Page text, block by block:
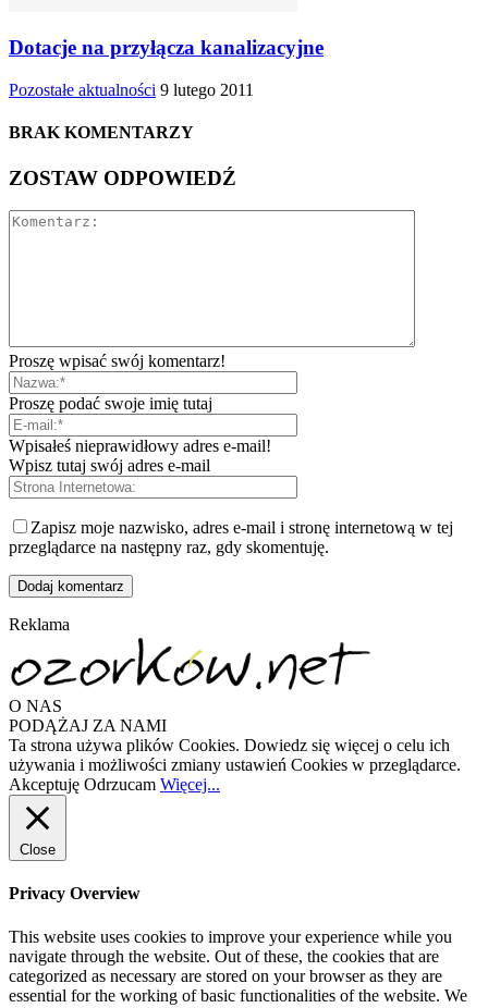
Dotacje na przyłącza kanalizacyjne
Pozostałe aktualności 9 lutego 2011
BRAK KOMENTARZY
ZOSTAW ODPOWIEDŹ
Proszę wpisać swój komentarz!
Proszę podać swoje imię tutaj
Wpisałeś nieprawidłowy adres e-mail!
Wpisz tutaj swój adres e-mail
Zapisz moje nazwisko, adres e-mail i stronę internetową w tej
przeglądarce na następny raz, gdy skomentuję.
Reklama
O NAS
PODĄŻAJ ZA NAMI
Ta strona używa plików Cookies. Dowiedz się więcej o celu ich
używania i możliwości zmiany ustawień Cookies w przeglądarce.
Akceptuję Odrzucam Więcej...
Close
Privacy Overview
This website uses cookies to improve your experience while you
navigate through the website. Out of these, the cookies that are
categorized as necessary are stored on your browser as they are
essential for the working of basic functionalities of the website. We